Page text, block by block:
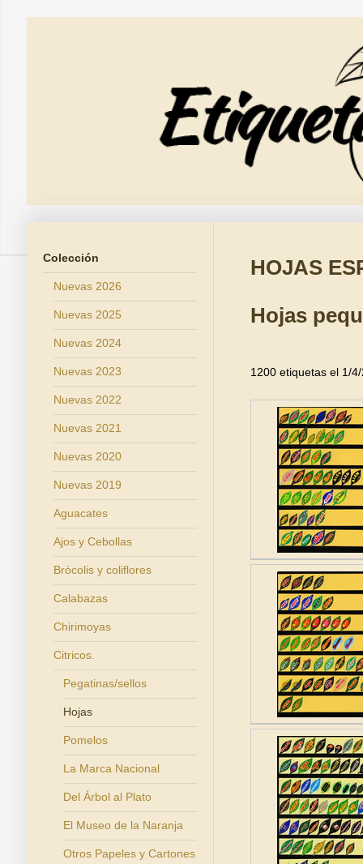
Colección
Nuevas 2026
Nuevas 2025
Nuevas 2024
Nuevas 2023
Nuevas 2022
Nuevas 2021
Nuevas 2020
Nuevas 2019
Aguacates
Ajos y Cebollas
Brócolis y coliflores
Calabazas
Chirimoyas
Citricos.
Pegatinas/sellos
Hojas
Pomelos
La Marca Nacional
Del Árbol al Plato
El Museo de la Naranja
Otros Papeles y Cartones
HOJAS
Hojas
1200 etiquetas el 1/